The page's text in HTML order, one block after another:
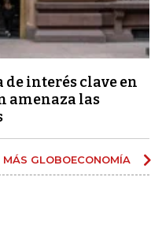
interés clave en
amenaza las
MÁS GLOBOECONOMÍA